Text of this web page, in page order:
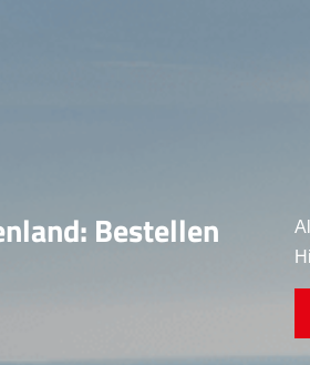
Bestellen